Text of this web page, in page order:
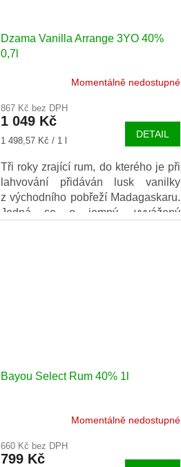
Dzama Vanilla Arrange 3YO 40%
0,7l
Momentálně nedostupné
867 Kč bez DPH
1 049 Kč
Měrná
1 498,57 Kč / 1 l
DETAIL
Tři roky zrající rum, do kterého je při
lahvování přidáván lusk vanilky
z východního pobřeží Madagaskaru.
Jedná se o jemný, vyvážený
Bayou Select Rum 40% 1l
Momentálně nedostupné
660 Kč bez DPH
799 Kč